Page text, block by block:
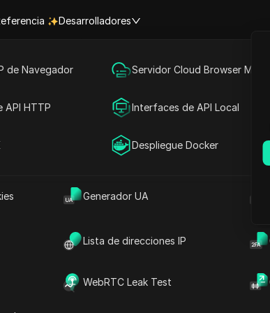
Generador UA
Lista de direcciones IP
WebRTC Leak Test
Desarrolladores
de Navegador Servidor Cloud Browser MCP
API HTTP Interfaces de API Local
Despliegue Docker